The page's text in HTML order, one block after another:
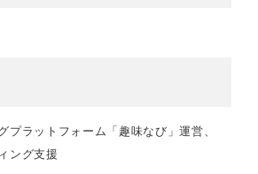
プラットフォーム「趣味なび」運営、
ング支援